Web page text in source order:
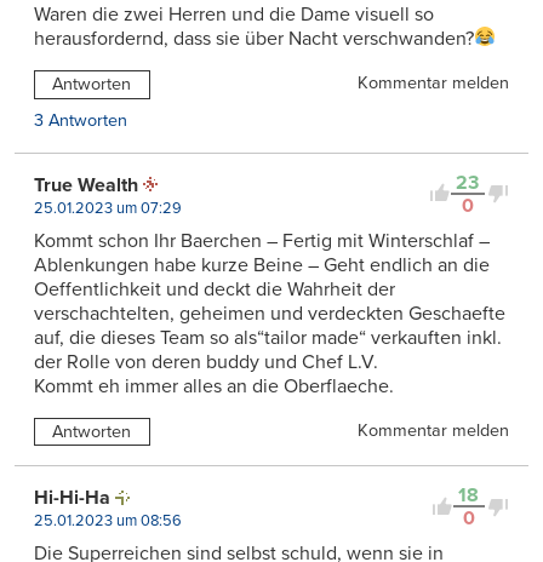
Waren die zwei Herren und die Dame visuell so
herausfordernd, dass sie über Nacht verschwanden?
Antworten
Kommentar melden
3 Antworten
23
0
True Wealth
25.01.2023 um 07:29
Kommt schon Ihr Baerchen – Fertig mit Winterschlaf –
Ablenkungen habe kurze Beine – Geht endlich an die
Oeffentlichkeit und deckt die Wahrheit der
verschachtelten, geheimen und verdeckten Geschaefte
auf, die dieses Team so als“tailor made“ verkauften inkl.
der Rolle von deren buddy und Chef L.V.
Kommt eh immer alles an die Oberflaeche.
Antworten Kommentar melden
18
0
Hi-Hi-Ha
25.01.2023 um 08:56
Die Superreichen sind selbst schuld, wenn sie in